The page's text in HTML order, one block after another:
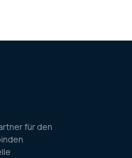
für den